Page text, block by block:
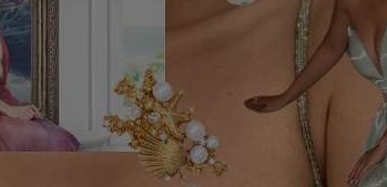
i przechodząc do „Ustawień
przeglądarki.
przetwarzać dane osobowe w następujących
Aktywne skanowanie charakterystyki urządzenia do
dostęp do nich. Spersonalizowane reklamy i treści,
Partnerów